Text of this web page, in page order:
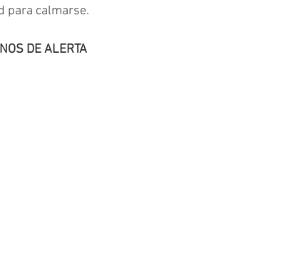
para calmarse.
SIGNOS DE ALERTA